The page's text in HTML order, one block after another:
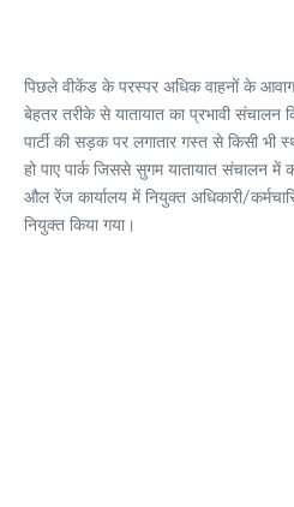
पिछले वीकेंड के परस्पर अधिक वाहनों के
बेहतर तरीके से यातायात का प्रभावी संचालन
पार्टी की सड़क पर लगातार गस्त से किसी भी
हो पाए पार्क जिससे सुगम यातायात संचालन
औल रेंज कार्यालय में नियुक्त अधिकारी/
नियुक्त किया गया।